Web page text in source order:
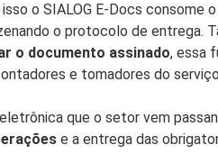
o SIALOG E-Docs consome
o protocolo de entrega.
o documento assinado, essa
e tomadores do
que o setor vem
e a entrega das